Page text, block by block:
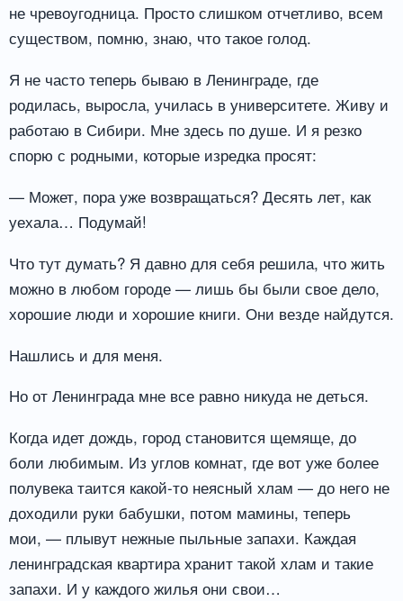
не чревоугодница. Просто слишком отчетливо, всем
существом, помню, знаю, что такое голод.
Я не часто теперь бываю в Ленинграде, где
родилась, выросла, училась в университете. Живу и
работаю в Сибири. Мне здесь по душе. И я резко
спорю с родными, которые изредка просят:
— Может, пора уже возвращаться? Десять лет, как
уехала… Подумай!
Что тут думать? Я давно для себя решила, что жить
можно в любом городе — лишь бы были свое дело,
хорошие люди и хорошие книги. Они везде найдутся.
Нашлись и для меня.
Но от Ленинграда мне все равно никуда не деться.
Когда идет дождь, город становится щемяще, до
боли любимым. Из углов комнат, где вот уже более
полувека таится какой-то неясный хлам — до него не
доходили руки бабушки, потом мамины, теперь
мои, — плывут нежные пыльные запахи. Каждая
ленинградская квартира хранит такой хлам и такие
запахи. И у каждого жилья они свои…